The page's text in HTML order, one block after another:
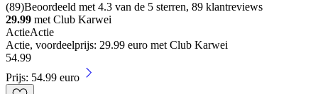
(89)Beoordeeld met 4.3 van de 5 sterren, 89 klantreviews
29.99 met Club Karwei
ActieActie
Actie, voordeelprijs: 29.99 euro met Club Karwei
54.99
Prijs: 54.99 euro